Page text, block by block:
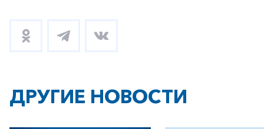
ДРУГИЕ НОВОСТИ